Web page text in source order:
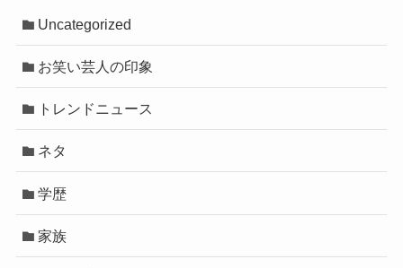
Uncategorized
お笑い芸人の印象
トレンドニュース
ネタ
学歴
家族